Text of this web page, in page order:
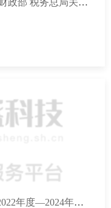
工业和信息化部 国家发展改革委 财政部 税务总局关于2025年度享受研发费用加计扣除政策的工业母机企业清单制定工作有关事项的通知
国家税务总局河南省税务局-关于2022年度—2024年度和2023年度—2025年度公益性社会组织捐赠税前扣除资格名单的公告